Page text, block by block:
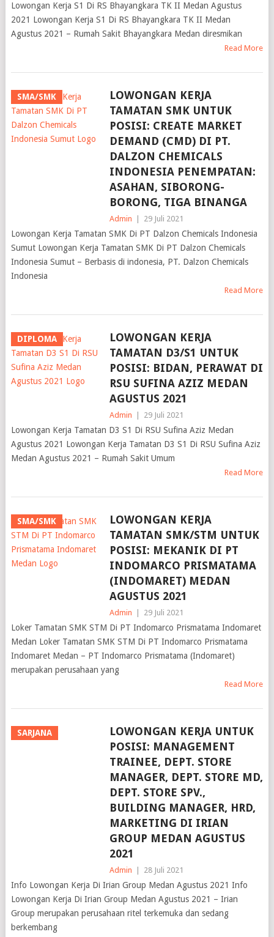
Lowongan Kerja S1 Di RS Bhayangkara TK II Medan Agustus
2021 Lowongan Kerja S1 Di RS Bhayangkara TK II Medan
Agustus 2021 – Rumah Sakit Bhayangkara Medan diresmikan
Read More
SMA/SMK
LOWONGAN KERJA
TAMATAN SMK UNTUK
POSISI: CREATE MARKET
DEMAND (CMD) DI PT.
DALZON CHEMICALS
INDONESIA PENEMPATAN:
ASAHAN, SIBORONG-
BORONG, TIGA BINANGA
Admin 29 Juli 2021
Lowongan Kerja Tamatan SMK Di PT Dalzon Chemicals Indonesia
Sumut Lowongan Kerja Tamatan SMK Di PT Dalzon Chemicals
Indonesia Sumut – Berbasis di indonesia, PT. Dalzon Chemicals
Indonesia
Read More
DIPLOMA
LOWONGAN KERJA
TAMATAN D3/S1 UNTUK
POSISI: BIDAN, PERAWAT DI
RSU SUFINA AZIZ MEDAN
AGUSTUS 2021
Admin 29 Juli 2021
Lowongan Kerja Tamatan D3 S1 Di RSU Sufina Aziz Medan
Agustus 2021 Lowongan Kerja Tamatan D3 S1 Di RSU Sufina Aziz
Medan Agustus 2021 – Rumah Sakit Umum
Read More
SMA/SMK
LOWONGAN KERJA
TAMATAN SMK/STM UNTUK
POSISI: MEKANIK DI PT
INDOMARCO PRISMATAMA
(INDOMARET) MEDAN
AGUSTUS 2021
Admin 29 Juli 2021
Loker Tamatan SMK STM Di PT Indomarco Prismatama Indomaret
Medan Loker Tamatan SMK STM Di PT Indomarco Prismatama
Indomaret Medan – PT Indomarco Prismatama (Indomaret)
merupakan perusahaan yang
Read More
SARJANA
LOWONGAN KERJA UNTUK
POSISI: MANAGEMENT
TRAINEE, DEPT. STORE
MANAGER, DEPT. STORE MD,
DEPT. STORE SPV.,
BUILDING MANAGER, HRD,
MARKETING DI IRIAN
GROUP MEDAN AGUSTUS
2021
Admin 28 Juli 2021
Info Lowongan Kerja Di Irian Group Medan Agustus 2021 Info
Lowongan Kerja Di Irian Group Medan Agustus 2021 – Irian
Group merupakan perusahaan ritel terkemuka dan sedang
berkembang